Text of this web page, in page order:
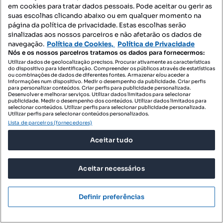
Tipologia
Preço por metro quadrado
Andar
Grupo UNU Confiança
Profissional
em cookies para tratar dados pessoais. Pode aceitar ou gerir as
suas escolhas clicando abaixo ou em qualquer momento na
página da política de privacidade. Estas escolhas serão
sinalizadas aos nossos parceiros e não afetarão os dados de
navegação. Política de Cookies, Política de Privacidade
Nós e os nossos parceiros tratamos os dados para fornecermos:
Utilizar dados de geolocalização precisos. Procurar ativamente as características
do dispositivo para identificação. Compreender os públicos através de estatísticas
ou combinações de dados de diferentes fontes. Armazenar e/ou aceder a
informações num dispositivo. Medir o desempenho da publicidade. Criar perfis
para personalizar conteúdos. Criar perfis para publicidade personalizada.
Desenvolver e melhorar serviços. Utilizar dados limitados para selecionar
publicidade. Medir o desempenho dos conteúdos. Utilizar dados limitados para
selecionar conteúdos. Utilizar perfis para selecionar publicidade personalizada.
Utilizar perfis para selecionar conteúdos personalizados.
Lista de parceiros (fornecedores)
Aceitar tudo
Aceitar necessários
Definir preferências